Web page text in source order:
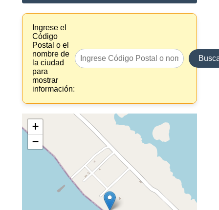
Ingrese el
Código
Postal o el
nombre de
la ciudad
para
mostrar
información:
+
−